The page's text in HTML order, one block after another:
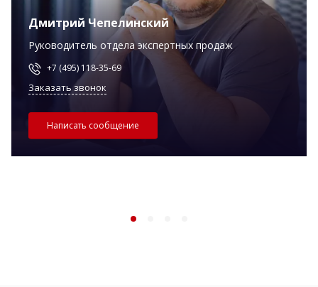
Дмитрий Чепелинский
Руководитель отдела экспертных продаж
+7 (495) 118-35-69
Заказать звонок
Написать сообщение